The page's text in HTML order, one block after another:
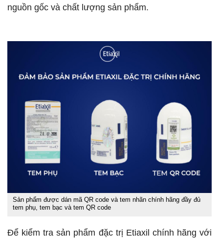
nguồn gốc và chất lượng sản phẩm.
Sản phẩm được dán mã QR code và tem nhãn chính hãng đầy đủ
tem phụ, tem bạc và tem QR code
Để kiểm tra sản phẩm đặc trị Etiaxil chính hãng với